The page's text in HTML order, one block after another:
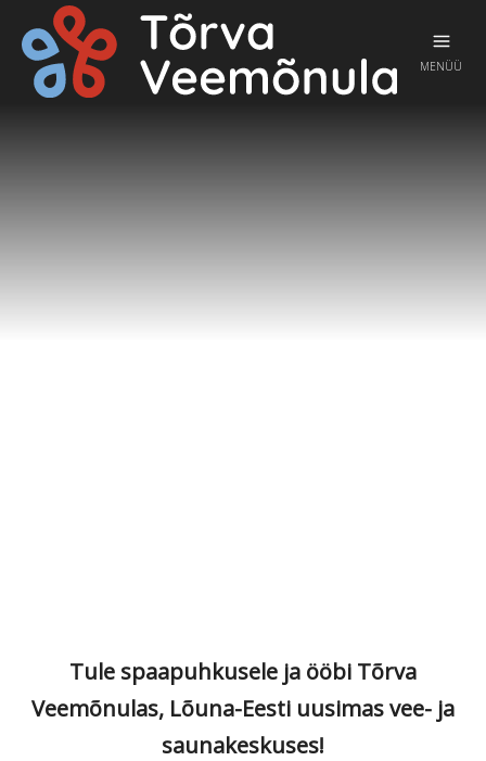
MENÜÜ
Tule spaapuhkusele ja ööbi Tõrva
Veemõnulas, Lõuna-Eesti uusimas vee- ja
saunakeskuses!